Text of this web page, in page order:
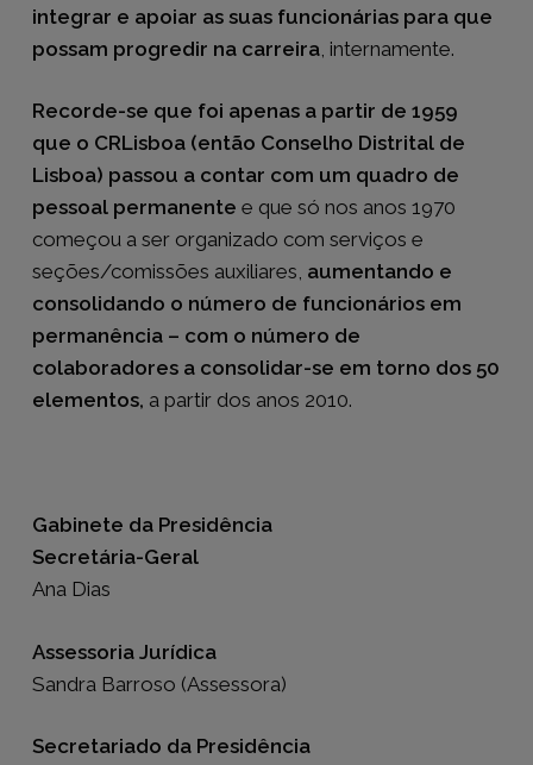
integrar e apoiar as suas funcionárias para que
possam progredir na carreira, internamente.
Recorde-se que foi apenas a partir de 1959
que o CRLisboa (então Conselho Distrital de
Lisboa) passou a contar com um quadro de
pessoal permanente e que só nos anos 1970
começou a ser organizado com serviços e
seções/comissões auxiliares, aumentando e
consolidando o número de funcionários em
permanência – com o número de
colaboradores a consolidar-se em torno dos 50
elementos, a partir dos anos 2010.
Gabinete da Presidência
Secretária-Geral
Ana Dias
Assessoria Jurídica
Sandra Barroso (Assessora)
Secretariado da Presidência